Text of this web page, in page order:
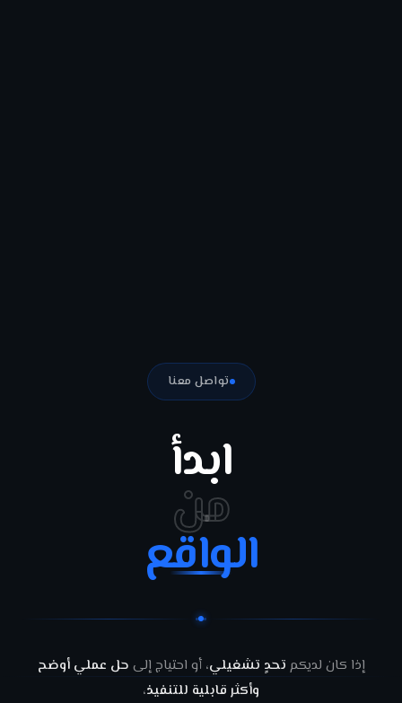
تواصل معنا
ابدأ
من
الواقع
إذا كان لديكم تحدٍ تشغيلي، أو احتياج إلى حل عملي أوضح
وأكثر قابلية للتنفيذ،